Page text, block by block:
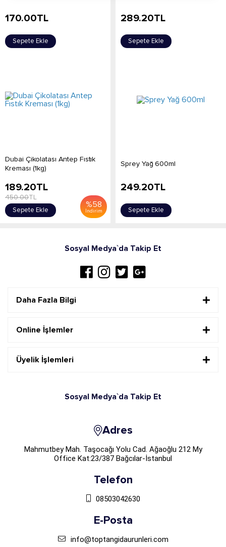
170.00TL
Sepete Ekle
289.20TL
Sepete Ekle
Dubai Çikolatası Antep Fıstık
Kreması (1kg)
%58
İndirim
189.20TL
450.00TL
Sepete Ekle
Sprey Yağ 600ml
249.20TL
Sepete Ekle
Sosyal Medya`da Takip Et
Daha Fazla Bilgi
Online İşlemler
Üyelik İşlemleri
Sosyal Medya`da Takip Et
Adres
Mahmutbey Mah. Taşocağı Yolu Cad. Ağaoğlu 212 My
Office Kat:23/387 Bağcılar-İstanbul
Telefon
08503042630
E-Posta
info@toptangidaurunleri.com